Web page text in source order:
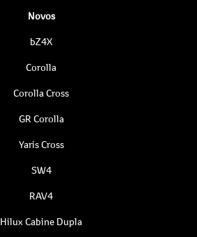
Novos
bZ4X
Corolla
Corolla Cross
GR Corolla
Yaris Cross
SW4
RAV4
Hilux Cabine Dupla